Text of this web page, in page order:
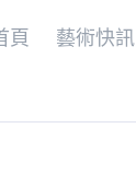
頁 藝術快訊